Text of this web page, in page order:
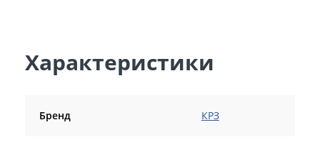
Характеристики
Бренд КРЗ